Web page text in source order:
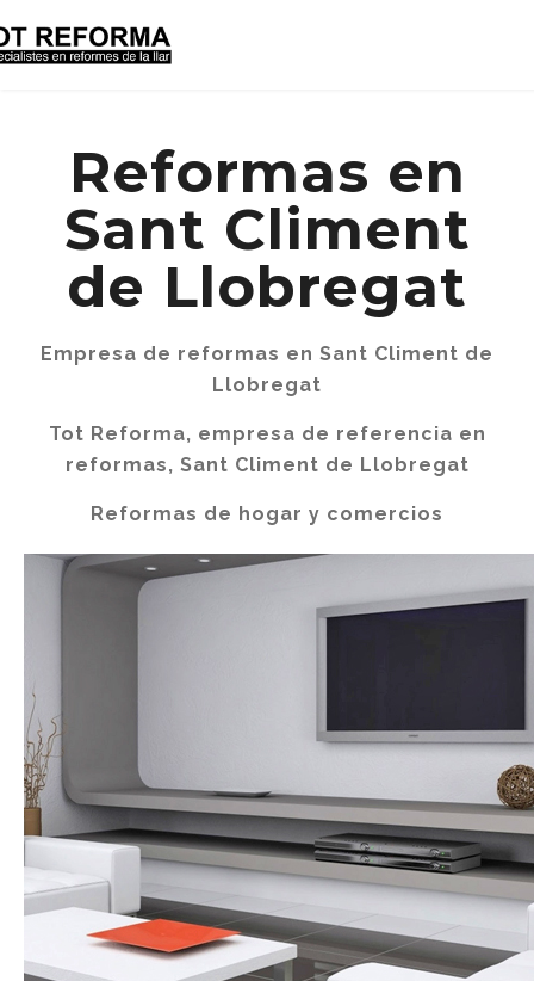
Reformas en
Sant Climent
de Llobregat
Empresa de reformas en Sant Climent de
Llobregat
Tot Reforma, empresa de referencia en
reformas, Sant Climent de Llobregat
Reformas de hogar y comercios